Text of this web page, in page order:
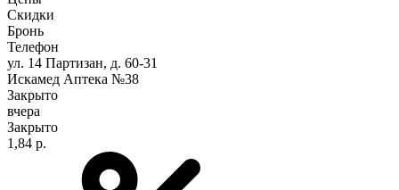
Скидки
Бронь
Телефон
ул. 14 Партизан, д. 60-31
Искамед Аптека №38
Закрыто
вчера
Закрыто
1,84 р.